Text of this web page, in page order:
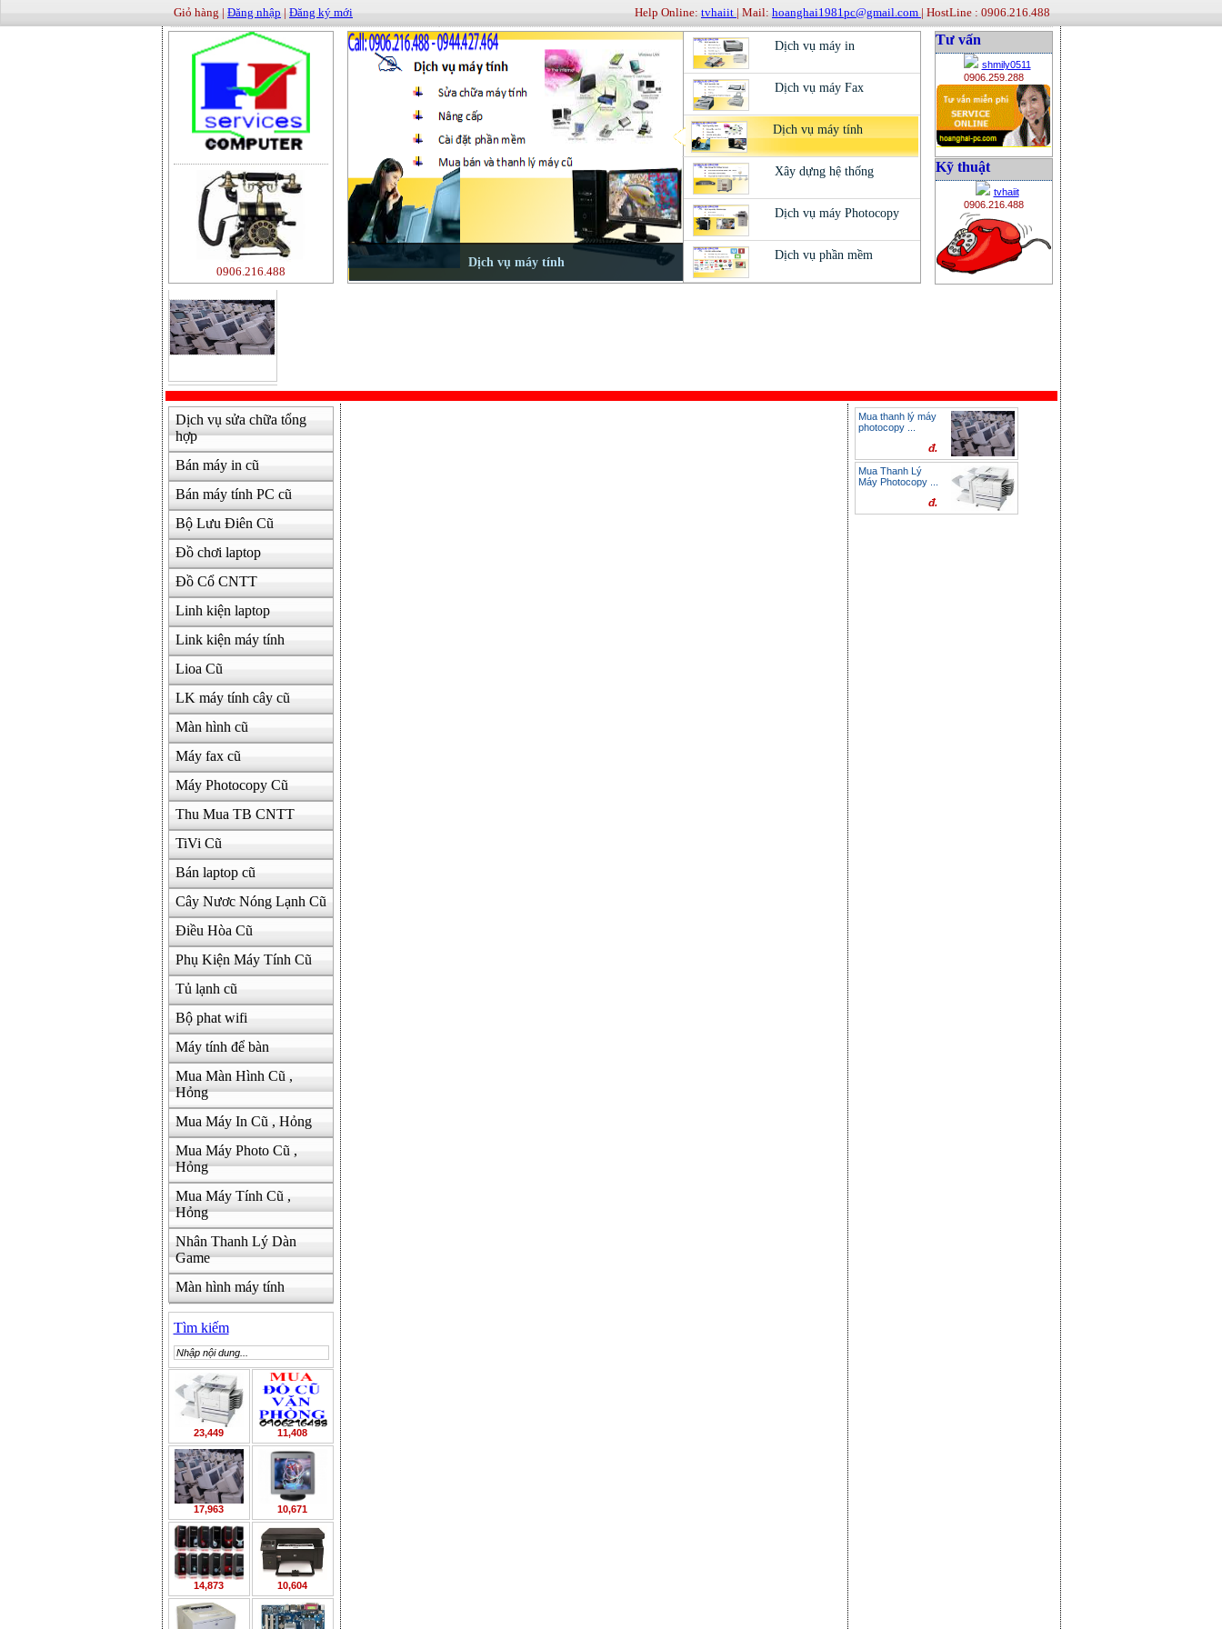
Giỏ hàng | Đăng nhập | Đăng ký mới Help Online: tvhaiit | Mail: hoanghai1981pc@gmail.com | HostLine : 0906.216.488
0906.216.488
Tư vấn
shmily0511
0906.259.288
Kỹ thuật
tvhaiit
0906.216.488
500000
Dịch vụ sửa chữa tổng
hợp
Bán máy in cũ
Bán máy tính PC cũ
Bộ Lưu Điên Cũ
Đồ chơi laptop
Đồ Cổ CNTT
Linh kiện laptop
Link kiện máy tính
Lioa Cũ
LK máy tính cây cũ
Màn hình cũ
Máy fax cũ
Máy Photocopy Cũ
Thu Mua TB CNTT
TiVi Cũ
Bán laptop cũ
Cây Nươc Nóng Lạnh Cũ
Điều Hòa Cũ
Phụ Kiện Máy Tính Cũ
Tủ lạnh cũ
Bộ phat wifi
Máy tính để bàn
Mua Màn Hình Cũ ,
Hỏng
Mua Máy In Cũ , Hỏng
Mua Máy Photo Cũ ,
Hỏng
Mua Máy Tính Cũ ,
Hỏng
Nhân Thanh Lý Dàn
Game
Màn hình máy tính
Tìm kiếm
23,449 11,408
17,963 10,671
14,873 10,604
Mua thanh lý máy
photocopy ...
đ.
Mua Thanh Lý
Máy Photocopy ...
đ.